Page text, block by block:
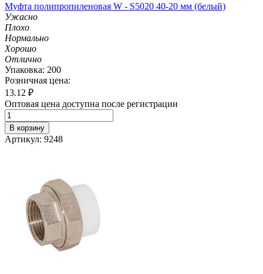
Муфта полипропиленовая W - S5020 40-20 мм (белый)
Ужасно
Плохо
Нормально
Хорошо
Отлично
Упаковка: 200
Розничная цена:
13.12 ₽
Оптовая цена доступна после регистрации
В корзину
Артикул: 9248